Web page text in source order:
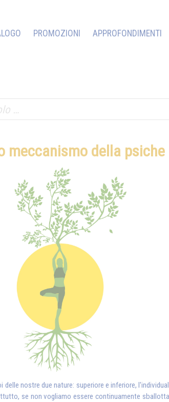
PROMOZIONI APPROFONDIMENTI
meccanismo della psiche
nostre due nature: superiore e inferiore,
se non vogliamo essere continuamente